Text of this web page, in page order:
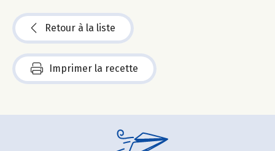
Retour à la liste
Imprimer la recette